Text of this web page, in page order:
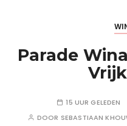
Parade
15 UUR GELEDEN
DOOR SEBASTIAAN